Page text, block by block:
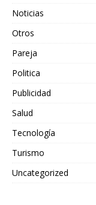
Noticias
Otros
Pareja
Politica
Publicidad
Salud
Tecnología
Turismo
Uncategorized